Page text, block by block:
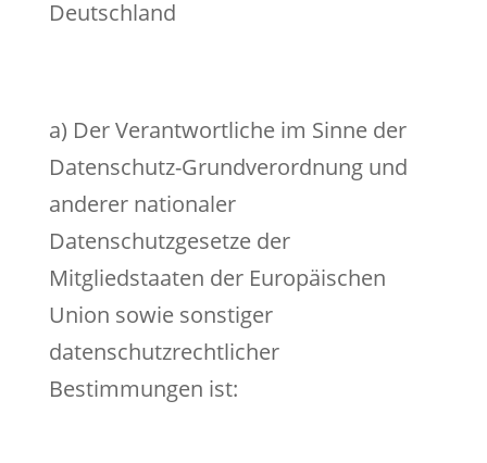
Deutschland
a) Der Verantwortliche im Sinne der
Datenschutz-Grundverordnung und
anderer nationaler
Datenschutzgesetze der
Mitgliedstaaten der Europäischen
Union sowie sonstiger
datenschutzrechtlicher
Bestimmungen ist: